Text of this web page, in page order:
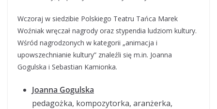
Wczoraj w siedzibie Polskiego Teatru Tańca Marek
Woźniak wręczał nagrody oraz stypendia ludziom kultury.
Wśród nagrodzonych w kategorii „animacja i
upowszechnianie kultury” znaleźli się m.in. Joanna
Gogulska i Sebastian Kamionka.
Joanna Gogulska
pedagożka, kompozytorka, aranżerka,